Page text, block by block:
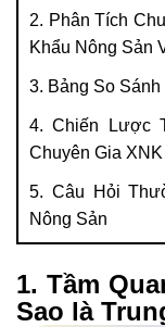
2. Phân Tích
Khẩu Nông Sản
3. Bảng So
4. Chiến Lược
Chuyên Gia XNK
5. Câu Hỏi
Nông Sản
1. Tầm
Sao là